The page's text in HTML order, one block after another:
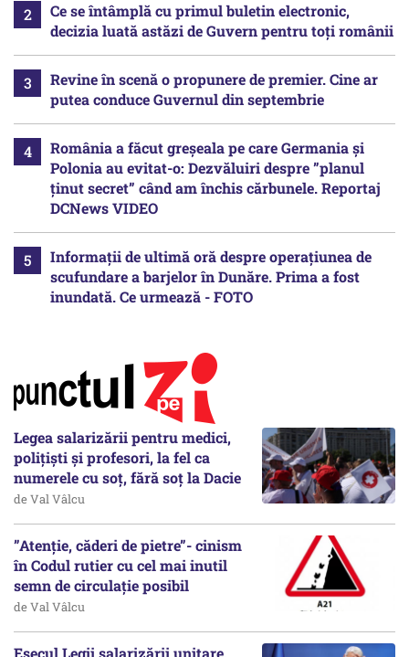
Ce se întâmplă cu primul buletin electronic,
decizia luată astăzi de Guvern pentru toți românii
Revine în scenă o propunere de premier. Cine ar
putea conduce Guvernul din septembrie
România a făcut greșeala pe care Germania și
Polonia au evitat-o: Dezvăluiri despre ”planul
ținut secret” când am închis cărbunele. Reportaj
DCNews VIDEO
Informații de ultimă oră despre operațiunea de
scufundare a barjelor în Dunăre. Prima a fost
inundată. Ce urmează - FOTO
Legea salarizării pentru medici,
polițiști și profesori, la fel ca
numerele cu soț, fără soț la Dacie
de Val Vâlcu
”Atenție, căderi de pietre”- cinism
în Codul rutier cu cel mai inutil
semn de circulație posibil
de Val Vâlcu